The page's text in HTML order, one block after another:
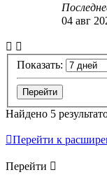
04 авг
Показать:
Найдено 5
Перейти к
Перейти